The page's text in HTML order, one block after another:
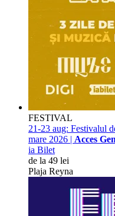
FESTIVAL
21-23 aug: Festivalul
mare 2026 | Acces
ia Bilet
de la 49 lei
Plaja Reyna